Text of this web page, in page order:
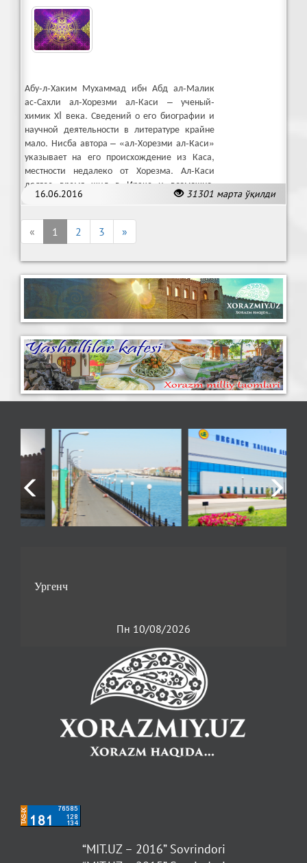
16.06.2016 31301 марта ўқилди
Абу-л-Хаким Мухаммад ибн Абд ал-Малик
ас-Сахли ал-Хорезми ал-Каси – ученый-
химик ХI века. Сведений о его биографии и
научной деятельности в литературе крайне
мало. Нисба автора – «ал-Хорезми ал-Каси»
указывает на его происхождение из Каса,
местности недалеко от Хорезма. Ал-Каси
долгое время жил в Ираке и возможно,
оставался там до конца жизни.
« 1 2 3 »
Пн 10/08/2026
“MIT.UZ – 2016” Sovrindori